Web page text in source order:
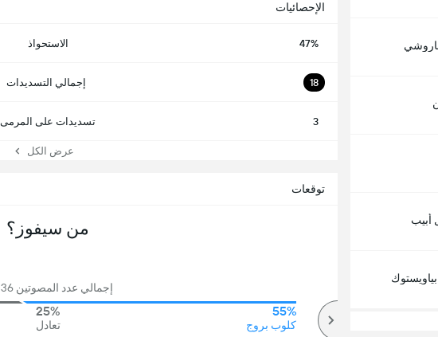
أبيب
بياويستوك
الإحصائيات
47% الاستحواذ
18 إجمالي التسديدات
3 تسديدات على المرمى
عرض الكل
توقعات
من سيفوز؟
إجمالي عدد المصوتين 12,336
55%
كلوب بروج
25%
تعادل